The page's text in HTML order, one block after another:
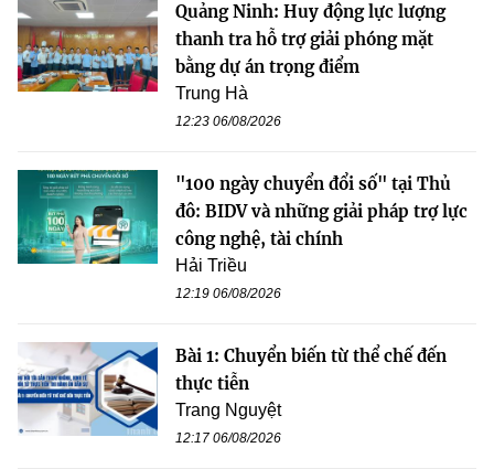
Quảng Ninh: Huy động lực lượng
thanh tra hỗ trợ giải phóng mặt
bằng dự án trọng điểm
Trung Hà
12:23 06/08/2026
"100 ngày chuyển đổi số" tại Thủ
đô: BIDV và những giải pháp trợ lực
công nghệ, tài chính
Hải Triều
12:19 06/08/2026
Bài 1: Chuyển biến từ thể chế đến
thực tiễn
Trang Nguyệt
12:17 06/08/2026